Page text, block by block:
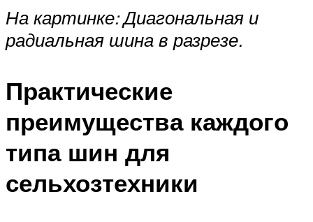
На картинке: Диагональная и
радиальная шина в разрезе.
Практические
преимущества каждого
типа шин для
сельхозтехники